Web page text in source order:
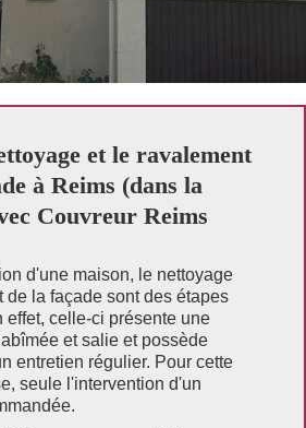
et le ravalement
à Reims (dans la
Couvreur Reims
d'une maison, le nettoyage
de la façade sont des étapes
effet, celle-ci présente une
et salie et possède
entretien régulier. Pour cette
seule l'intervention d'un